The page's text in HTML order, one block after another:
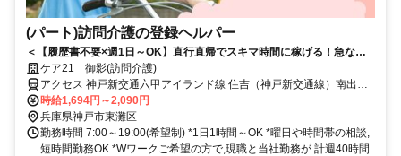
(パート)訪問介護の登録ヘルパー
＜【履歴書不要×週1日～OK】直行直帰でスキマ時間に稼げる！急なキ
ャンセルも手当有！定年無し！＞★履歴書の準備不要★未経験者OK！働
きやすいシフト制！急なキャンセルが発生した場合でも手当で給与を補
償！
ケア21 御影(訪問介護)
アクセス 神戸新交通六甲アイランド線 住吉（神戸新交通線）南出口
徒歩約2分、ＪＲ東海道本線 住吉（東海道本線）南出口徒歩約2分、
阪神本線/阪神なんば線 住吉（阪神線）エレベーター専用改札口徒歩
約12分 JR・六甲ライナー「住吉」駅から徒歩約1分
時給1,694円～2,090円
兵庫県神戸市東灘区
勤務時間 7:00～19:00(希望制) *1日1時間～OK *曜日や時間帯の相談,
短時間勤務OK *Wワークご希望の方で,現職と当社勤務が 計週40時間